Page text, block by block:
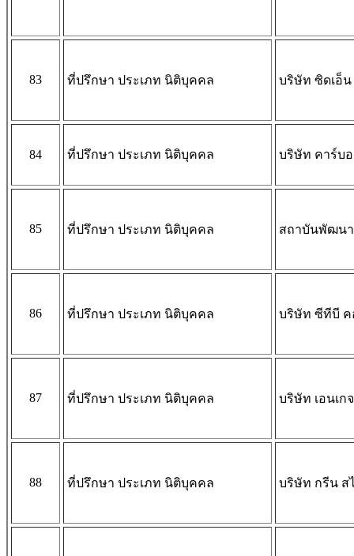
83 ที่ปรึกษา ประเภท นิติบุคคล บริษัท ซิดเอ็น
84 ที่ปรึกษา ประเภท นิติบุคคล บริษัท คาร์บ
85 ที่ปรึกษา ประเภท นิติบุคคล สถาบันพัฒน
86 ที่ปรึกษา ประเภท นิติบุคคล บริษัท ซีทีบี
87 ที่ปรึกษา ประเภท นิติบุคคล บริษัท เอนเก
88 ที่ปรึกษา ประเภท นิติบุคคล บริษัท กรีน ส